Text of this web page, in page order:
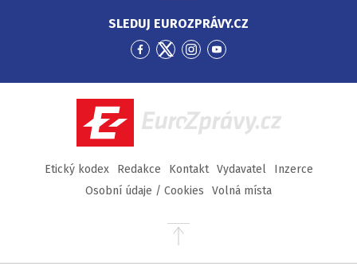
SLEDUJ EUROZPRÁVY.CZ
Přejít
Facebook
Přejít
Twitter
Přejít
Instagram
Přejít
YouTube
EuroZprávy.cz
Etický kodex Redakce Kontakt Vydavatel
Inzerce
Osobní údaje / Cookies
Volná místa
Přejít
stránky